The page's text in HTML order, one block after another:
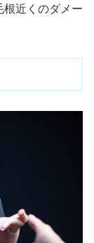
根近くのダメー